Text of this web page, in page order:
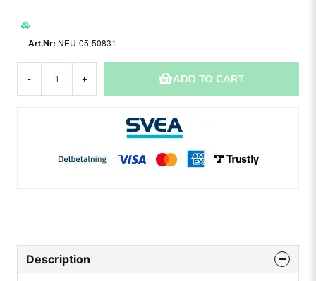
NEU-05-50831
- + ADD TO CART
Description